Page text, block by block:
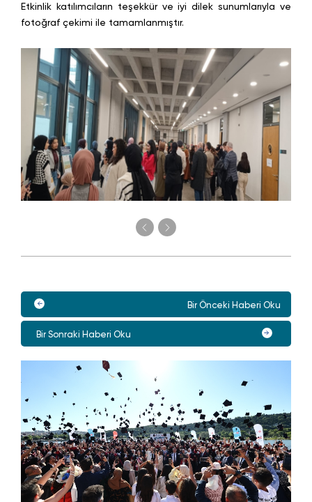
Etkinlik katılımcıların teşekkür ve iyi dilek sunumlarıyla ve
fotoğraf çekimi ile tamamlanmıştır.
Bir Önceki Haberi Oku
Bir Sonraki Haberi Oku